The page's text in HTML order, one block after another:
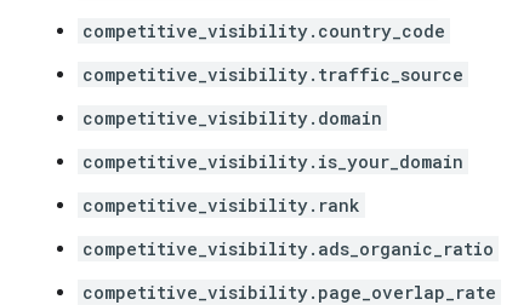
competitive_visibility.country_code
competitive_visibility.traffic_source
competitive_visibility.domain
competitive_visibility.is_your_domain
competitive_visibility.rank
competitive_visibility.ads_organic_ratio
competitive_visibility.page_overlap_rate